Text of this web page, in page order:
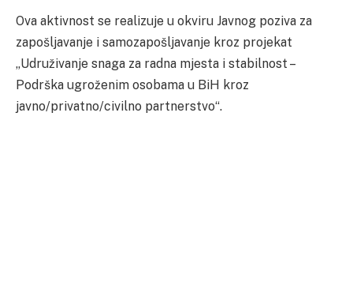
Ova aktivnost se realizuje u okviru Javnog poziva za
zapošljavanje i samozapošljavanje kroz projekat
„Udruživanje snaga za radna mjesta i stabilnost –
Podrška ugroženim osobama u BiH kroz
javno/privatno/civilno partnerstvo“.